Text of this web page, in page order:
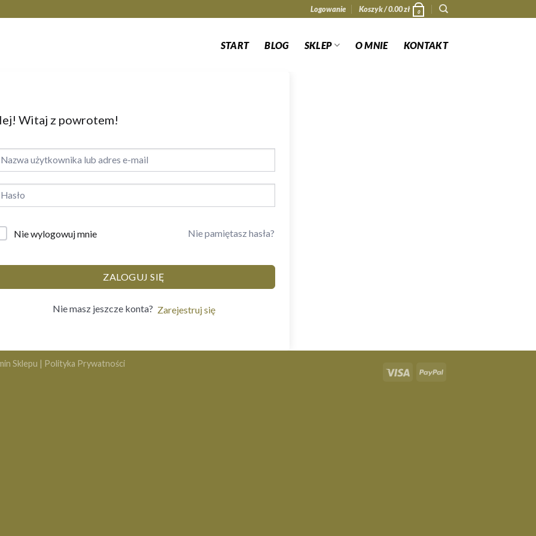
Logowanie Koszyk /0.00zł 0
START BLOG SKLEP O MNIE KONTAKT
Witaj z powrotem!
Nie wylogowuj mnie Nie pamiętasz hasła?
ZALOGUJ SIĘ
Nie masz jeszcze konta? Zarejestruj się
Sklepu | Polityka Prywatności